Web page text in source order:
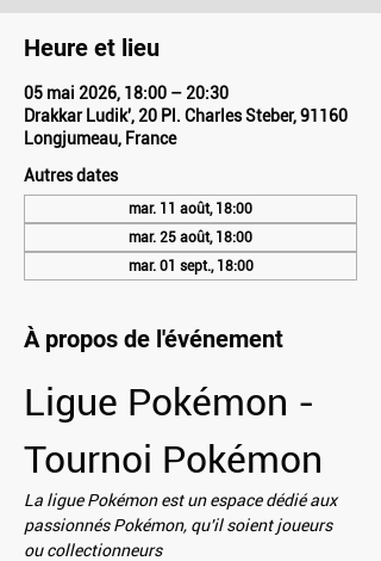
Heure et lieu
05 mai 2026, 18:00 – 20:30
Drakkar Ludik', 20 Pl. Charles Steber, 91160
Longjumeau, France
Autres dates
mar. 11 août, 18:00
mar. 25 août, 18:00
mar. 01 sept., 18:00
À propos de l'événement
Ligue Pokémon -
Tournoi Pokémon
La ligue Pokémon est un espace dédié aux
passionnés Pokémon, qu'il soient joueurs
ou collectionneurs